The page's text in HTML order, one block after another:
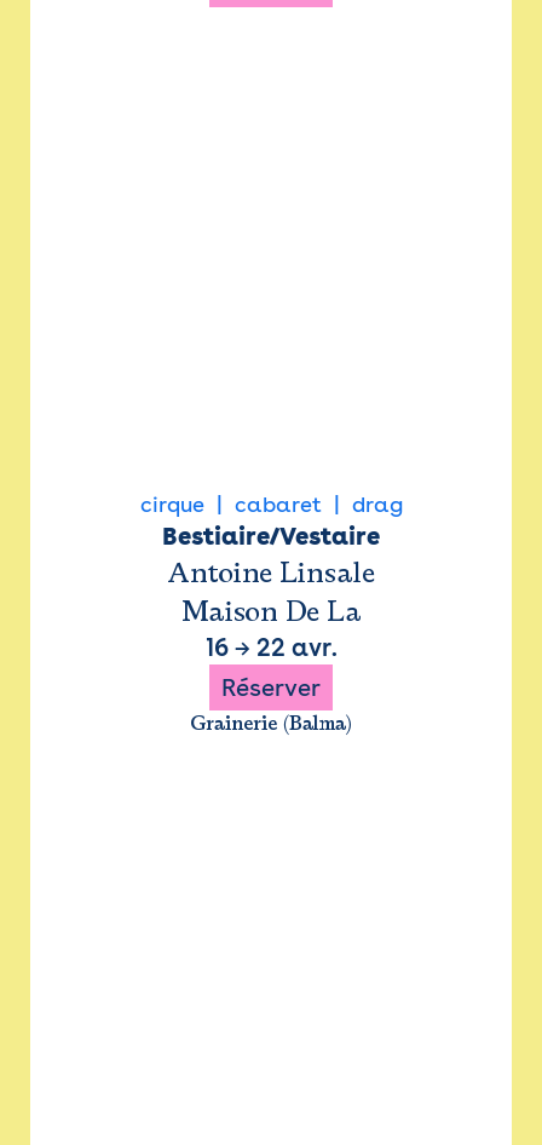
cirque cabaret drag
Bestiaire/Vestaire
Antoine Linsale
Maison De La
16→ 22 avr.
Réserver
Grainerie (Balma)